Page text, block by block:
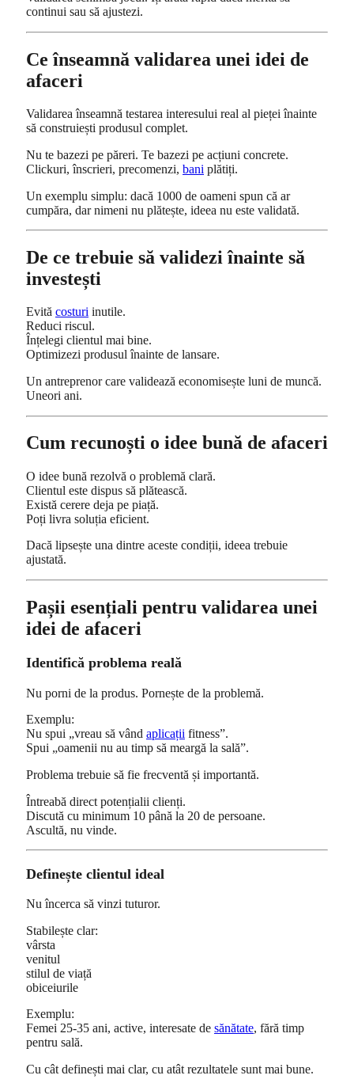
continui sau să ajustezi.
Ce înseamnă validarea unei idei de
afaceri
Validarea înseamnă testarea interesului real al pieței înainte
să construiești produsul complet.
Nu te bazezi pe păreri. Te bazezi pe acțiuni concrete.
Clickuri, înscrieri, precomenzi, bani plătiți.
Un exemplu simplu: dacă 1000 de oameni spun că ar
cumpăra, dar nimeni nu plătește, ideea nu este validată.
De ce trebuie să validezi înainte să
investești
Evită costuri inutile.
Reduci riscul.
Înțelegi clientul mai bine.
Optimizezi produsul înainte de lansare.
Un antreprenor care validează economisește luni de muncă.
Uneori ani.
Cum recunoști o idee bună de afaceri
O idee bună rezolvă o problemă clară.
Clientul este dispus să plătească.
Există cerere deja pe piață.
Poți livra soluția eficient.
Dacă lipsește una dintre aceste condiții, ideea trebuie
ajustată.
Pașii esențiali pentru validarea unei
idei de afaceri
Identifică problema reală
Nu porni de la produs. Pornește de la problemă.
Exemplu:
Nu spui „vreau să vând aplicații fitness”.
Spui „oamenii nu au timp să meargă la sală”.
Problema trebuie să fie frecventă și importantă.
Întreabă direct potențialii clienți.
Discută cu minimum 10 până la 20 de persoane.
Ascultă, nu vinde.
Definește clientul ideal
Nu încerca să vinzi tuturor.
Stabilește clar:
vârsta
venitul
stilul de viață
obiceiurile
Exemplu:
Femei 25-35 ani, active, interesate de sănătate, fără timp
pentru sală.
Cu cât definești mai clar, cu atât rezultatele sunt mai bune.